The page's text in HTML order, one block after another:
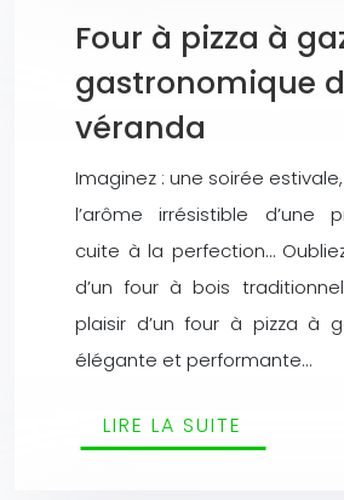
Four à pizza à
gastronomique
véranda
Imaginez : une soirée
l’arôme irrésistible d’une
cuite à la perfection…
d’un four à bois
plaisir d’un four à pizza à
élégante et performante…
LIRE LA SUITE